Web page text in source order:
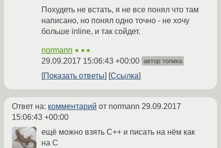
Похудеть не встать, я не все понял что там
написано, но понял одно точно - не хочу
больше inline, и так сойдет.
normann ★★★
29.09.2017 15:06:43 +00:00 автор топика
Показать ответы Ссылка
Ответ на: комментарий от normann 29.09.2017
15:06:43 +00:00
ещё можно взять С++ и писать на нём как
на С